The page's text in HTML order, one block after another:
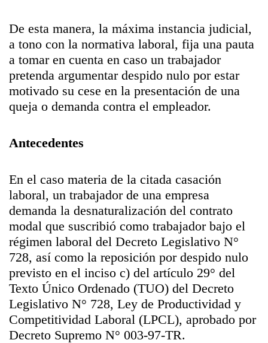
De esta manera, la máxima instancia judicial,
a tono con la normativa laboral, fija una pauta
a tomar en cuenta en caso un trabajador
pretenda argumentar despido nulo por estar
motivado su cese en la presentación de una
queja o demanda contra el empleador.
Antecedentes
En el caso materia de la citada casación
laboral, un trabajador de una empresa
demanda la desnaturalización del contrato
modal que suscribió como trabajador bajo el
régimen laboral del Decreto Legislativo N°
728, así como la reposición por despido nulo
previsto en el inciso c) del artículo 29° del
Texto Único Ordenado (TUO) del Decreto
Legislativo N° 728, Ley de Productividad y
Competitividad Laboral (LPCL), aprobado por
Decreto Supremo N° 003-97-TR.